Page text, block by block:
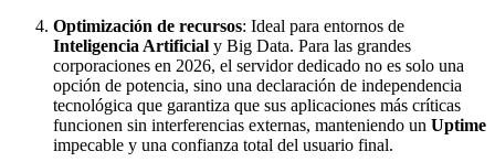
Optimización de recursos: Ideal para entornos de
Inteligencia Artificial y Big Data. Para las grandes
corporaciones en 2026, el servidor dedicado no es solo una
opción de potencia, sino una declaración de independencia
tecnológica que garantiza que sus aplicaciones más críticas
funcionen sin interferencias externas, manteniendo un Uptime
impecable y una confianza total del usuario final.